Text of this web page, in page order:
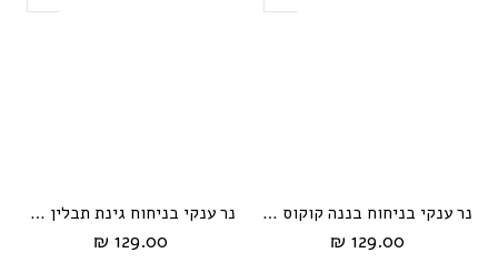
נר ענקי בניחוח בננה קוקוס מבית HIKARI
129.00 ₪
נר ענקי בניחוח גינת תבלין מבית HIKARI
129.00 ₪